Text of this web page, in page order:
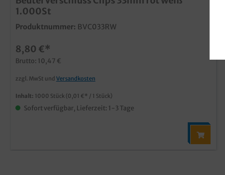
1.000St
Produktnummer: BVC033RW
8,80 €*
Brutto: 10,47 €
zzgl. MwSt und Versandkosten
Inhalt: 1000 Stück (0,01 €* / 1 Stück)
Sofort verfügbar, Lieferzeit: 1-3 Tage